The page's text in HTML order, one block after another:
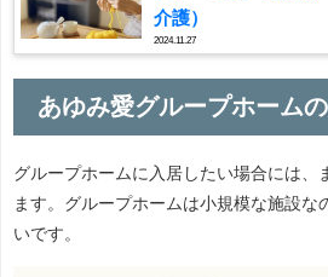
介護）
2024.11.27
あゆみ愛グループホーム
グループホームに入居したい場合には、
ます。グループホームは小規模な施設な
いです。